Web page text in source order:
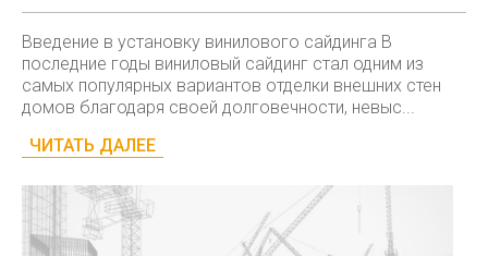
Введение в установку винилового сайдинга В
последние годы виниловый сайдинг стал одним из
самых популярных вариантов отделки внешних стен
домов благодаря своей долговечности, невыс...
ЧИТАТЬ ДАЛЕЕ